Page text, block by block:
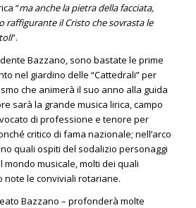
“ma anche la pietra della facciata,
raffigurante il Cristo che sovrasta le
”.
Bazzano, sono bastate le prime
nel giardino delle “Cattedrali” per
che animerà il suo anno alla guida
sarà la grande musica lirica, campo
di professione e tenore per
critico di fama nazionale; nell’arco
quali ospiti del sodalizio personaggi
musicale, molti dei quali
note le conviviali rotariane.
Bazzano – profonderà molte